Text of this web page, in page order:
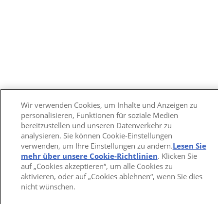
Wir verwenden Cookies, um Inhalte und Anzeigen zu
personalisieren, Funktionen für soziale Medien
bereitzustellen und unseren Datenverkehr zu
analysieren. Sie können Cookie-Einstellungen
verwenden, um Ihre Einstellungen zu ändern.Lesen Sie
mehr über unsere Cookie-Richtlinien(opens in a new
tab)
. Klicken Sie
auf „Cookies akzeptieren“, um alle Cookies zu
aktivieren, oder auf „Cookies ablehnen“, wenn Sie dies
nicht wünschen.